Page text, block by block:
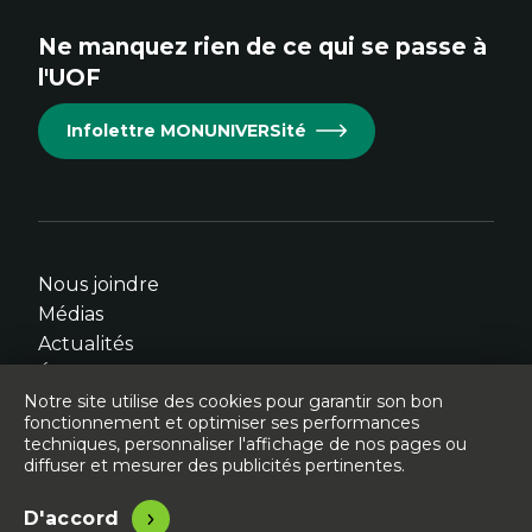
Cet
s'ouvrira
dans
fenêtre.
Cet
s'ouvrira
dans
fenêtre.
Cet
s'ouvrira
dans
fenêtre.
Cet
s'ouvrira
dans
fenêtre.
Cet
s'ouvrira
dans
fenêtre.
Ne manquez rien de ce qui se passe à
l'UOF
Infolettre MONUNIVERSité
Nous joindre
Médias
Actualités
© Université de l'Ontario français - 2026
Site conçu, développé et hébergé par
Notre site utilise des cookies pour garantir son bon
fonctionnement et optimiser ses performances
techniques, personnaliser l'affichage de nos pages ou
diffuser et mesurer des publicités pertinentes.
D'accord